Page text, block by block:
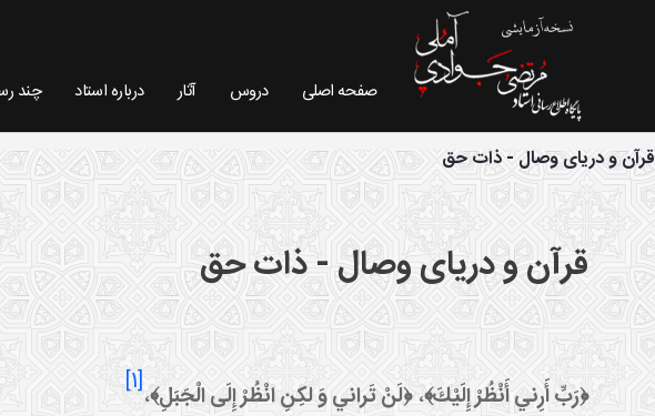
صفحه اصلی دروس آثار درباره استاد چند
فیش موضوعی - سایت استاد مرتضی جوادی آملی
قرآن و دریای وصال - ذات حق
قرآن و دریای وصال - ذات حق
﴿رَبِّ أَرِني‏ أَنْظُرْ إِلَيْكَ﴾،﴿لَنْ تَراني‏ وَ لكِنِ انْظُرْ إِلَى الْجَبَلِ﴾،[1]